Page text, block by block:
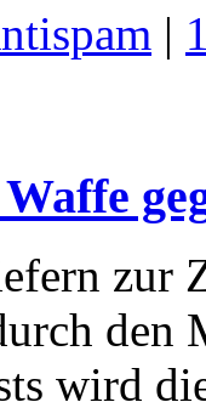
|
zur
den
wird